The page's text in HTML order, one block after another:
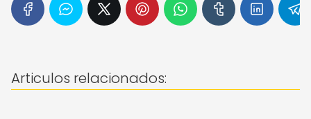
Articulos relacionados: